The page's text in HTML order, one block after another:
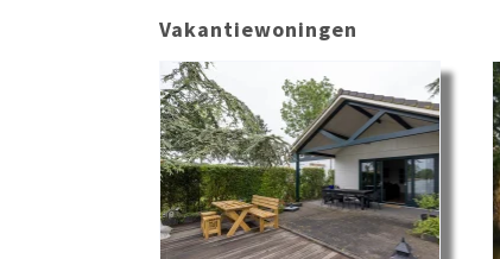
Vakantiewoningen